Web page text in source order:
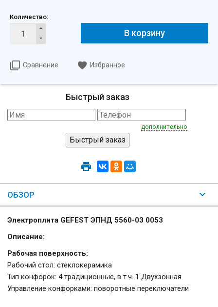
Количество:
В корзину
Сравнение Избранное
Быстрый заказ
дополнительно
ОБЗОР
Электроплита GEFEST ЭПНД 5560-03 0053
Описание:
Рабочая поверхность:
Рабочий стол: стеклокерамика
Тип конфорок: 4 традиционные, в т.ч. 1 Двухзонная
Управление конфорками: поворотные переключатели